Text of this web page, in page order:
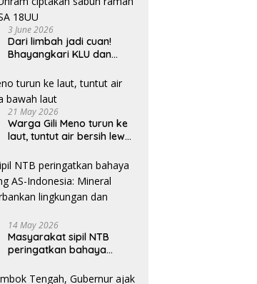
3 June 2026
Dari limbah jadi cuan!
Bhayangkari KLU dan
sabun ramah lingkungan
ECOSA 18UU
21 May 2026
Warga Gili Meno turun ke
laut, tuntut air bersih lewat
14 May 2026
Masyarakat sipil NTB
peringatkan bahaya
Indonesia: Mineral kritis,